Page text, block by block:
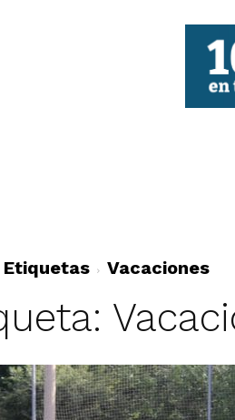
Etiquetas Vacaciones